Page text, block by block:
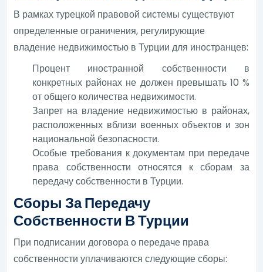
В рамках турецкой правовой системы существуют
определенные ограничения, регулирующие
владение недвижимостью в Турции для иностранцев:
Процент иностранной собственности в
конкретных районах не должен превышать 10 %
от общего количества недвижимости.
Запрет на владение недвижимостью в районах,
расположенных вблизи военных объектов и зон
национальной безопасности.
Особые требования к документам при передаче
права собственности относятся к сборам за
передачу собственности в Турции.
Сборы За Передачу
Собственности В Турции
При подписании договора о передаче права
собственности уплачиваются следующие сборы: